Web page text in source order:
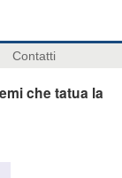
Contatti
che tatua la